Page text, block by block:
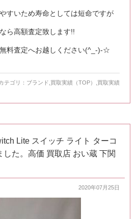
すいため寿命としては短命ですが
ら高額査定致します!!
料査定へお越しください(^_-)-☆
テゴリ： ブランド 買取実績（TOP） 買取実績
Lite スイッチ ライト ターコ
した。高価 買取店 おい蔵 下関
2020年07月25日